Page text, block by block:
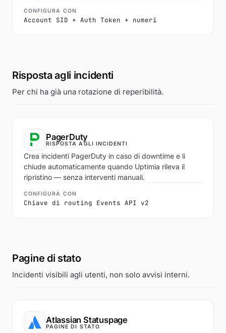
CONFIGURA CON
Account SID + Auth Token + numeri
Risposta agli incidenti
Per chi ha già una rotazione di reperibilità.
PagerDuty
RISPOSTA AGLI INCIDENTI
Crea incidenti PagerDuty in caso di downtime e li
chiude automaticamente quando Uptimia rileva il
ripristino — senza interventi manuali.
CONFIGURA CON
Chiave di routing Events API v2
Pagine di stato
Incidenti visibili agli utenti, non solo avvisi interni.
Atlassian Statuspage
PAGINE DI STATO